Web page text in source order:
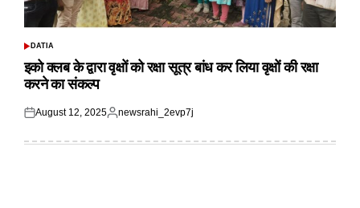
POSTED
DATIA
इको क्लब के द्वारा वृक्षों को रक्षा सूत्र बांध कर लिया वृक्षों की रक्षा
करने का संकल्प
Posted
August 12, 2025
Posted
newsrahi_2evp7j